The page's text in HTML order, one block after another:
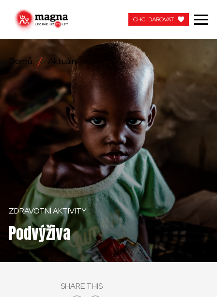
NAŠE PRÁCE
O NÁS
AKTUÁLNÍ
ZAPOJTE SE
PRACUJTE S NÁMI
KONTAKTUJTE NÁS
ČESKÁ REPUBLIKA
GLOBAL
CHCI DAROVAT
Domů Aktuální
ZDRAVOTNÍ AKTIVITY
Podvýživa
SHARE THIS